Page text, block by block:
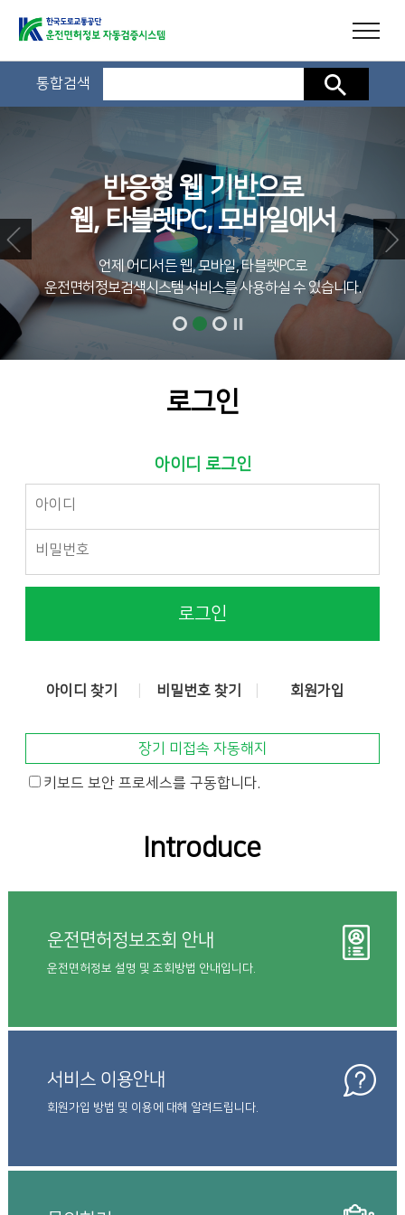
통합검색 검색
반응형 웹 기반으로
웹, 타블렛PC, 모바일에서
언제 어디서든 웹, 모바일, 타블렛PC로
운전면허정보검색시스템 서비스를 사용하실 수 있습니다.
로그인
아이디 로그인
로그인
아이디 찾기 비밀번호 찾기 회원가입
장기 미접속 자동해지
키보드 보안 프로세스를 구동합니다.
Introduce
운전면허정보조회 안내
운전면허정보 설명 및 조회방법 안내입니다.
서비스 이용안내
회원가입 방법 및 이용에 대해 알려드립니다.